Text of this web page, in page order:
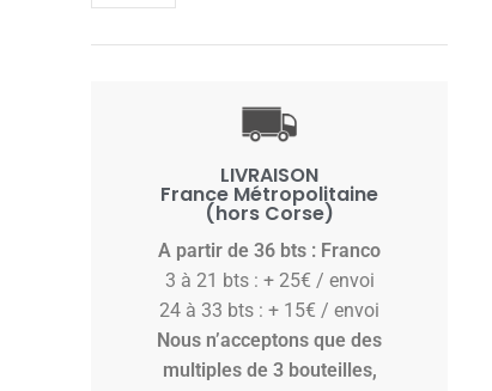
LIVRAISON
France Métropolitaine
(hors Corse)
A partir de 36 bts : Franco
3 à 21 bts : + 25€ / envoi
24 à 33 bts : + 15€ / envoi
Nous n’acceptons que des
multiples de 3 bouteilles,